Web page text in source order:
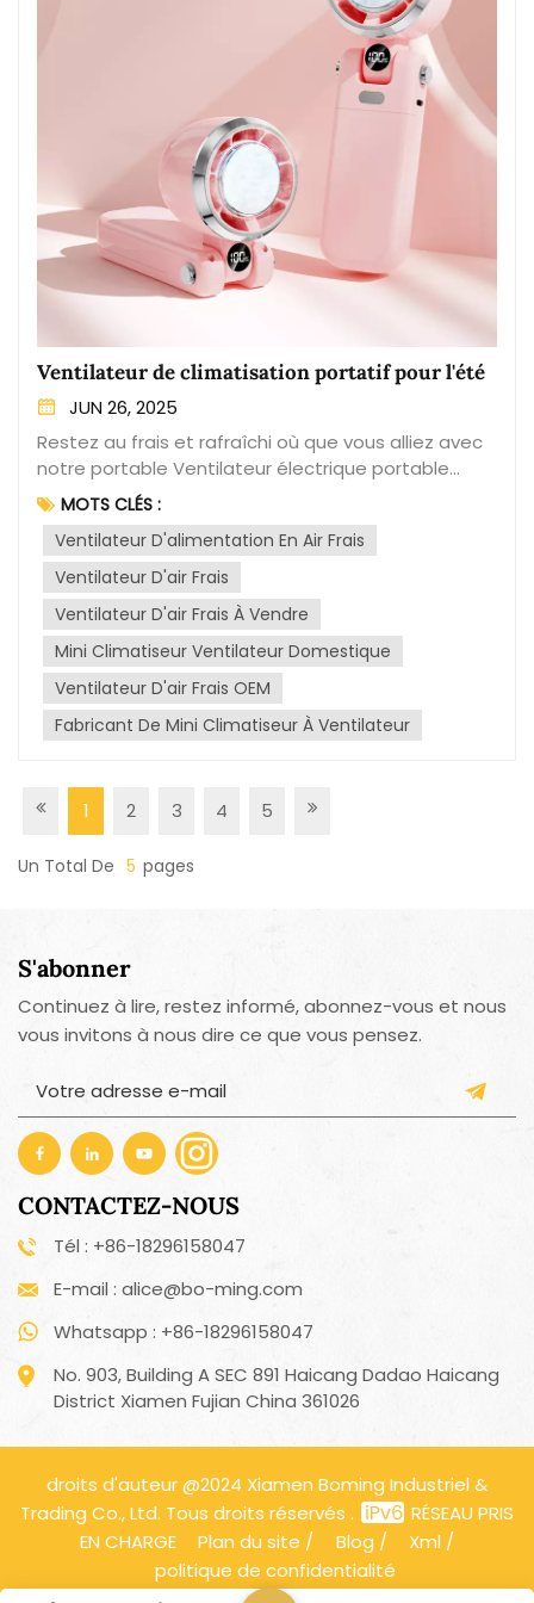
quotidien. Dites adieu aux briquets traditionnels et
adoptez l'efficacité et le style du Briquet électrique
rechargeable de type C.xmboming.com
Ventilateur de climatisation portatif pour l'été
JUN 26, 2025
Restez au frais et rafraîchi où que vous alliez avec
notre portable Ventilateur électrique portable
pliable Pour l'été ! Ce ventilateur compact et
élégant est conçu pour vous offrir une douce brise
lors des journées chaudes. Pliable, il se glisse
facilement dans votre sac ou votre poche, idéal
pour les voyages, les activités de plein air ou tout
simplement pour se détendre à la maison. Grâce à
sa batterie rechargeable et à ses réglages de
vitesse, profitez d'un confort personnalisé où que
vous soyez. Combattez la chaleur avec style grâce
à notre ventilateur électrique portable!-----------
électrique portatif C'est un compagnon d'été
indispensable. Son design pliable innovant le rend
compact et pratique pour une utilisation nomade.
Doté d'un moteur puissant, ce ventilateur diffuse
ventilateur rechargeable est une solution fiable et
estivale. Restez au frais et à l'aise où que vous
alliez grâce à ce ventilateur élégant et fonctionnel.
pratique.xmboming.com
MOTS CLÉS :
Ventilateur D'alimentation En Air Frais
Ventilateur D'air Frais
Ventilateur D'air Frais À Vendre
Mini Climatiseur Ventilateur Domestique
Ventilateur D'air Frais OEM
Fabricant De Mini Climatiseur À Ventilateur
1 2 3 4 5
Un Total De 5 Pages
S'abonner
Continuez à lire, restez informé, abonnez-vous et nous
vous invitons à nous dire ce que vous pensez.
CONTACTEZ-NOUS
Tél : +86-18296158047
E-mail : alice@bo-ming.com
Whatsapp : +86-18296158047
No. 903, Building A SEC 891 Haicang Dadao Haicang
District Xiamen Fujian China 361026
droits d'auteur @2024 Xiamen Boming Industriel &
Trading Co., Ltd. Tous droits réservés .
RÉSEAU PRIS
EN CHARGE
Plan du site / Blog / Xml /
politique de confidentialité